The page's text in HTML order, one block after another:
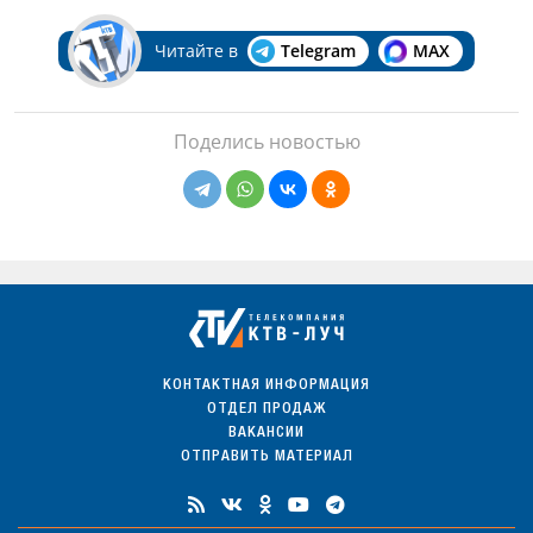
Читайте в Telegram MAX
Поделись новостью
КОНТАКТНАЯ ИНФОРМАЦИЯ
ОТДЕЛ ПРОДАЖ
ВАКАНСИИ
ОТПРАВИТЬ МАТЕРИАЛ